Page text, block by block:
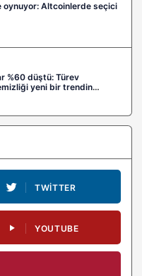
oynuyor: Altcoinlerde seçici
%60 düştü: Türev
yeni bir trendin
TWITTER
YOUTUBE